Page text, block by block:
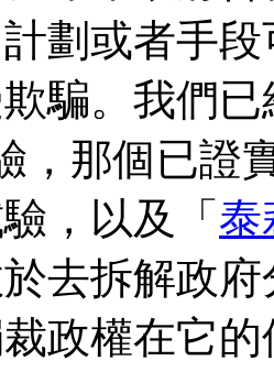
劃或者手
騙。我們
，那個已證
，以及「 泰
去拆解政
政權在它